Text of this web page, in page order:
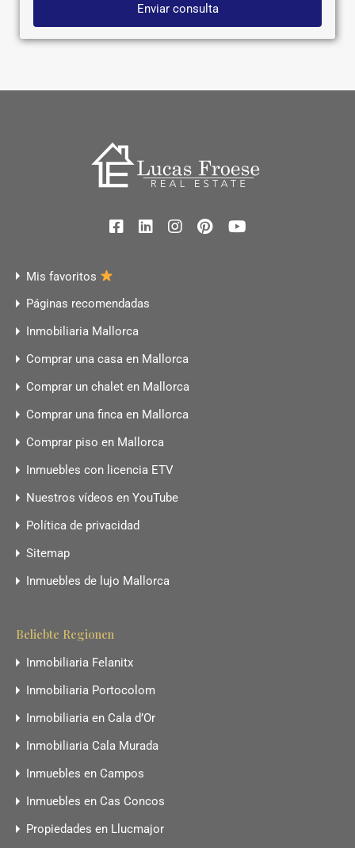
Enviar consulta
Mis favoritos
Páginas recomendadas
Inmobiliaria Mallorca
Comprar una casa en Mallorca
Comprar un chalet en Mallorca
Comprar una finca en Mallorca
Comprar piso en Mallorca
Inmuebles con licencia ETV
Nuestros vídeos en YouTube
Política de privacidad
Sitemap
Inmuebles de lujo Mallorca
Beliebte Regionen
Inmobiliaria Felanitx
Inmobiliaria Portocolom
Inmobiliaria en Cala d’Or
Inmobiliaria Cala Murada
Inmuebles en Campos
Inmuebles en Cas Concos
Propiedades en Llucmajor